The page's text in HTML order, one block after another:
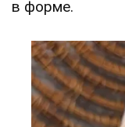
в форме.